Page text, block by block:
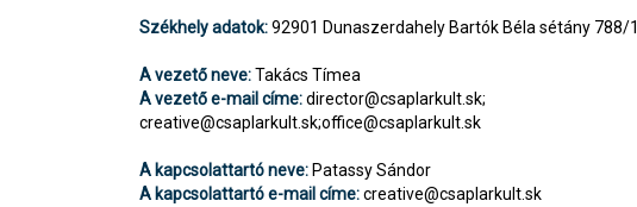
Székhely adatok:92901 Dunaszerdahely Bartók Béla sétány 788/1
A vezető neve:Takács Tímea
A vezető e-mail címe:director@csaplarkult.sk;
creative@csaplarkult.sk;office@csaplarkult.sk
A kapcsolattartó neve: Patassy Sándor
A kapcsolattartó e-mail címe:creative@csaplarkult.sk